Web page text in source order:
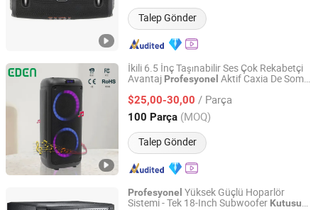
Talep Gönder
İkili 6.5 İnç Taşınabilir Ses Çok Rekabetçi
Avantaj Profesyonel Aktif Caxia De Som
Hoparlör
$25,00-30,00 / Parça
100 Parça (MOQ)
Talep Gönder
Guangzhou EDEN Electronic Co., Ltd.
Guangdong, China Fiyat 2019
Profesyonel Yüksek Güçlü Hoparlör
Sistemi - Tek 18-Inch Subwoofer Kutusu